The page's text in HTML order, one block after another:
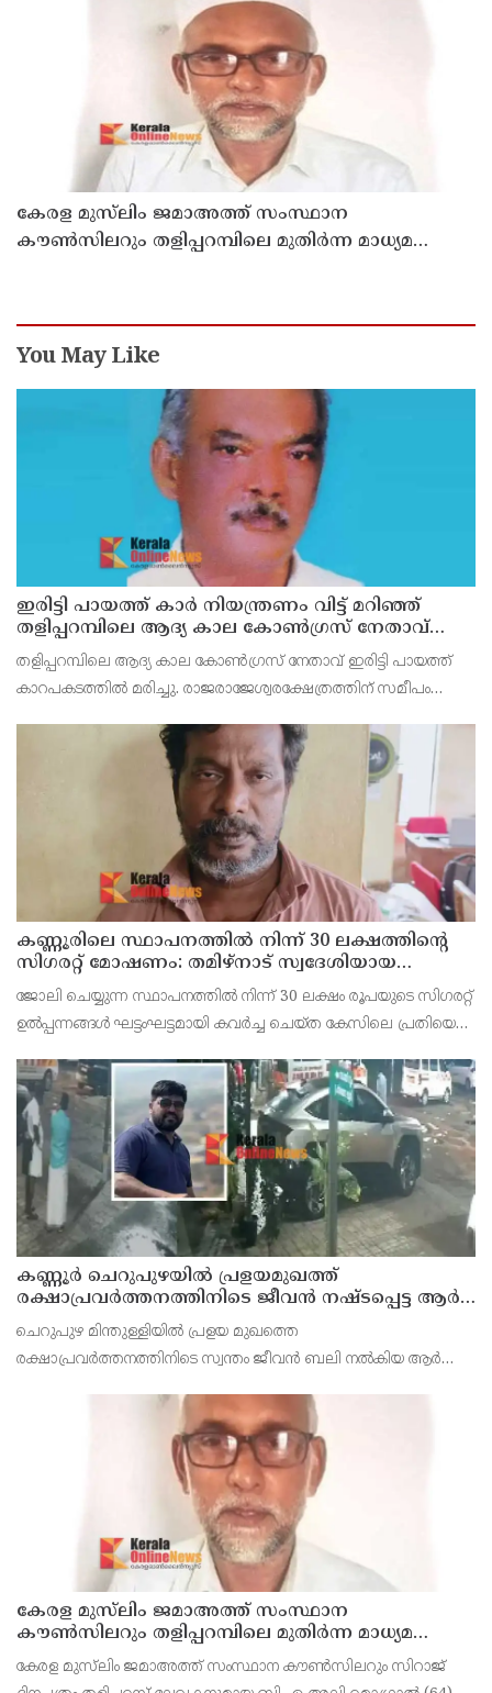
കാണിച്ചതായി ആരോപണം
കേരള മുസ്‌ലിം ജമാഅത്ത് സംസ്ഥാന
കൗൺസിലറും തളിപ്പറമ്പിലെ മുതിർന്ന മാധ്യമ
You May Like
ഇരിട്ടി പായത്ത് കാർ നിയന്ത്രണം വിട്ട് മറിഞ്ഞ്
തളിപ്പറമ്പിലെ ആദ്യ കാല കോണ്‍ഗ്രസ് നേതാവ്
മരിച്ചു
തളിപ്പറമ്പിലെ ആദ്യ കാല കോണ്‍ഗ്രസ് നേതാവ് ഇരിട്ടി പായത്ത്
കാറപകടത്തില്‍ മരിച്ചു. രാജരാജേശ്വരക്ഷേത്രത്തിന് സമീപം
കണ്ണൂരിലെ സ്ഥാപനത്തിൽ നിന്ന് 30 ലക്ഷത്തിന്റെ
സിഗരറ്റ് മോഷണം: തമിഴ്‌നാട് സ്വദേശിയായ
സെയിൽസ്മാൻ തെങ്കാശിയിൽ പിടിയിൽ
ജോലി ചെയ്യുന്ന സ്ഥാപനത്തിൽ നിന്ന് 30 ലക്ഷം രൂപയുടെ സിഗരറ്റ്
ഉൽപ്പന്നങ്ങൾ ഘട്ടംഘട്ടമായി കവർച്ച ചെയ്ത കേസിലെ പ്രതിയെ
സ്വദേശിയായ വേൽമുരുകൻ (40) ആണ
കണ്ണൂർ ചെറുപുഴയിൽ പ്രളയമുഖത്ത്
രക്ഷാപ്രവർത്തനത്തിനിടെ ജീവൻ നഷ്ടപ്പെട്ട ആർ.
രാജേഷിൻ്റെ ഭൗതിക ശരീരത്തോട് അനാദരവ്
കാണിച്ചതായി ആരോപണം
ചെറുപുഴ മിന്തുള്ളിയിൽ പ്രളയ മുഖത്തെ
രക്ഷാപ്രവർത്തനത്തിനിടെ സ്വന്തം ജീവൻ ബലി നൽകിയ ആർ
മൃതദേഹം തിരുവനന്തപുരത്തെ
കേരള മുസ്‌ലിം ജമാഅത്ത് സംസ്ഥാന
കൗൺസിലറും തളിപ്പറമ്പിലെ മുതിർന്ന മാധ്യമ
പ്രവർത്തകനുമായ ബി എ അലി മൊഗ്രാൽ
നിര്യാതനായി
കേരള മുസ്‌ലിം ജമാഅത്ത് സംസ്ഥാന കൗൺസിലറും സിറാജ്